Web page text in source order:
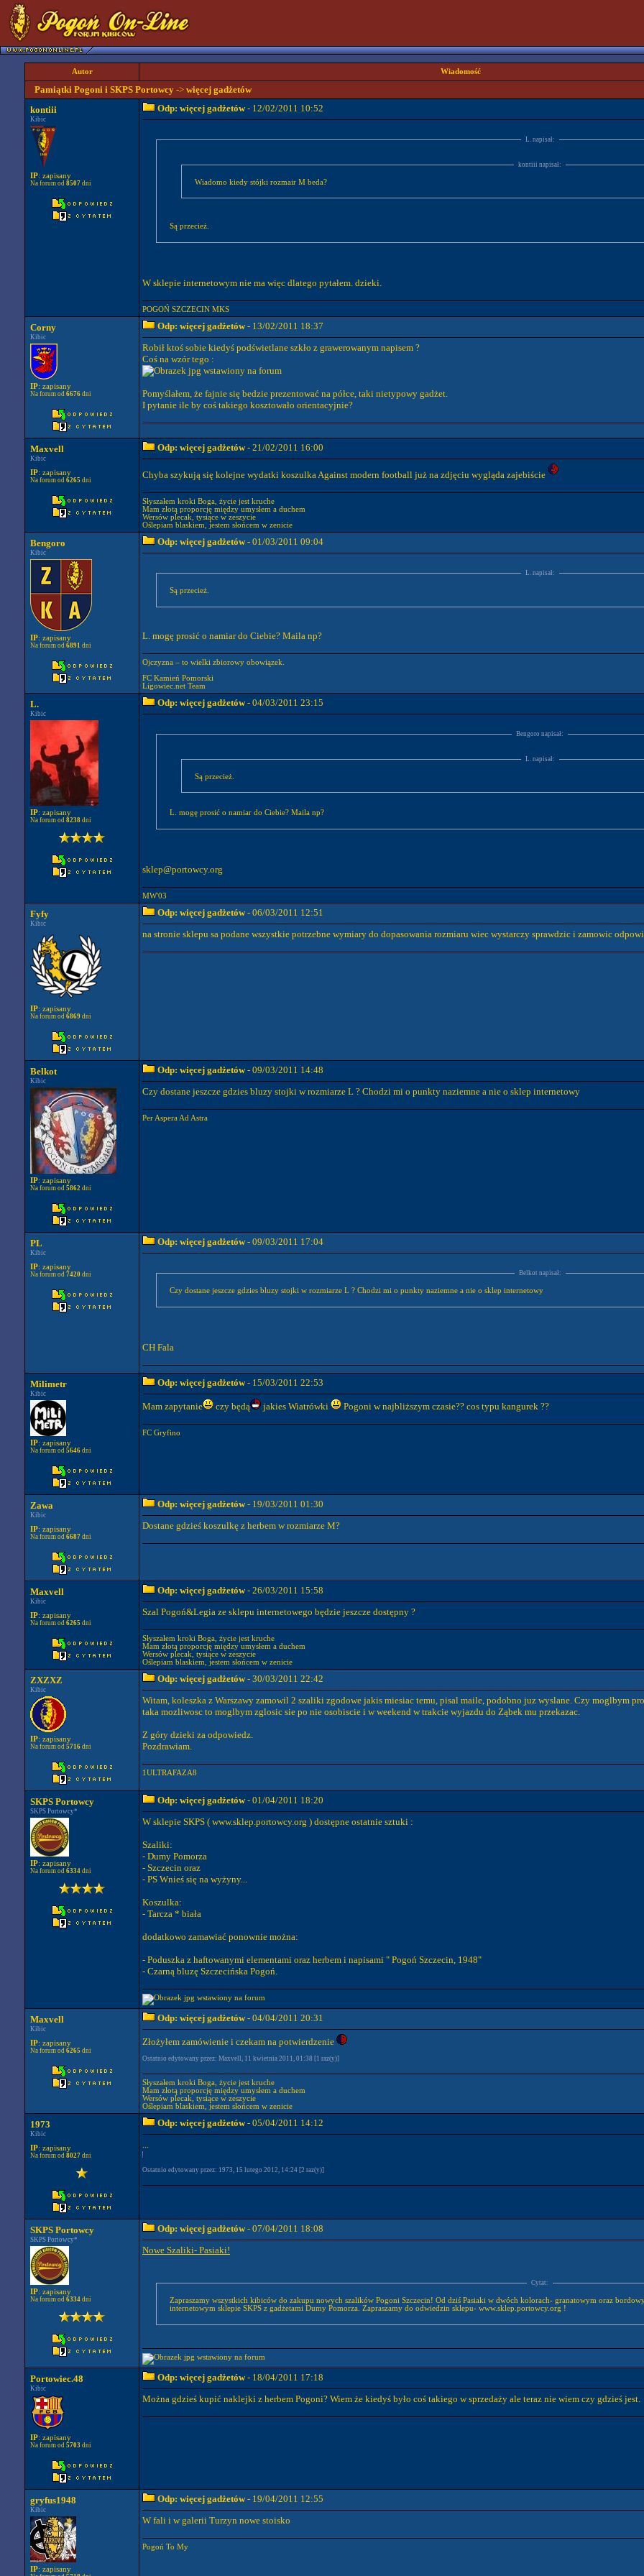
Autor Wiadomość
Pamiątki Pogoni i SKPS Portowcy -> więcej gadżetów
kontiii
Kibic
IP: zapisany
Na forum od 8507 dni
Odp: więcej gadżetów- 12/02/2011 10:52
L. napisał:
kontiii napisał:
Wiadomo kiedy stójki rozmair M beda?
Są przecież.
W sklepie internetowym nie ma więc dlatego pytałem. dzieki.
POGOŃ SZCZECIN MKS
Corny
Kibic
IP: zapisany
Na forum od 6676 dni
Odp: więcej gadżetów- 13/02/2011 18:37
Robił ktoś sobie kiedyś podświetlane szkło z grawerowanym napisem ?
Coś na wzór tego :
Pomyślałem, że fajnie się bedzie prezentować na półce, taki nietypowy gadżet.
I pytanie ile by coś takiego kosztowało orientacyjnie?
Maxvell
Kibic
IP: zapisany
Na forum od 6265 dni
Odp: więcej gadżetów- 21/02/2011 16:00
Chyba szykują się kolejne wydatki koszulka Against modern football już na zdjęciu wygląda zajebiście
Słyszałem kroki Boga, życie jest kruche
Mam złotą proporcję między umysłem a duchem
Wersów plecak, tysiące w zeszycie
Oślepiam blaskiem, jestem słońcem w zenicie
Bengoro
Kibic
IP: zapisany
Na forum od 6891 dni
Odp: więcej gadżetów- 01/03/2011 09:04
L. napisał:
Są przecież.
L. mogę prosić o namiar do Ciebie? Maila np?
Ojczyzna – to wielki zbiorowy obowiązek.
FC Kamień Pomorski
Ligowiec.net Team
L.
Kibic
IP: zapisany
Na forum od 8238 dni
Odp: więcej gadżetów- 04/03/2011 23:15
Bengoro napisał:
L. napisał:
Są przecież.
L. mogę prosić o namiar do Ciebie? Maila np?
sklep@portowcy.org
MW'03
Fyfy
Kibic
IP: zapisany
Na forum od 6869 dni
Odp: więcej gadżetów- 06/03/2011 12:51
na stronie sklepu sa podane wszystkie potrzebne wymiary do dopasowania rozmiaru wiec wystarczy sprawdzic i zamowic
Belkot
Kibic
IP: zapisany
Na forum od 5862 dni
Odp: więcej gadżetów- 09/03/2011 14:48
Czy dostane jeszcze gdzies bluzy stojki w rozmiarze L ? Chodzi mi o punkty naziemne a nie o sklep internetowy
Per Aspera Ad Astra
PL
Kibic
IP: zapisany
Na forum od 7420 dni
Odp: więcej gadżetów- 09/03/2011 17:04
Belkot napisał:
Czy dostane jeszcze gdzies bluzy stojki w rozmiarze L ? Chodzi mi o punkty naziemne a nie o sklep internetowy
CH Fala
Milimetr
Kibic
IP: zapisany
Na forum od 5646 dni
Odp: więcej gadżetów- 15/03/2011 22:53
Mam zapytanie czy będą jakies Wiatrówki Pogoni w najbliższym czasie?? cos typu kangurek ??
FC Gryfino
Zawa
Kibic
IP: zapisany
Na forum od 6687 dni
Odp: więcej gadżetów- 19/03/2011 01:30
Dostane gdzieś koszulkę z herbem w rozmiarze M?
Maxvell
Kibic
IP: zapisany
Na forum od 6265 dni
Odp: więcej gadżetów- 26/03/2011 15:58
Szal Pogoń&Legia ze sklepu internetowego będzie jeszcze dostępny ?
Słyszałem kroki Boga, życie jest kruche
Mam złotą proporcję między umysłem a duchem
Wersów plecak, tysiące w zeszycie
Oślepiam blaskiem, jestem słońcem w zenicie
ZXZXZ
Kibic
IP: zapisany
Na forum od 5716 dni
Odp: więcej gadżetów- 30/03/2011 22:42
Witam, koleszka z Warszawy zamowil 2 szaliki zgodowe jakis miesiac temu, pisal maile, podobno juz wyslane. Czy moglbym
taka mozliwosc to moglbym zglosic sie po nie osobiscie i w weekend w trakcie wyjazdu do Ząbek mu przekazac.
Z góry dzieki za odpowiedz.
Pozdrawiam.
1ULTRAFAZA8
SKPS Portowcy
SKPS Portowcy*
IP: zapisany
Na forum od 6334 dni
Odp: więcej gadżetów- 01/04/2011 18:20
W sklepie SKPS ( www.sklep.portowcy.org ) dostępne ostatnie sztuki :
Szaliki:
- Dumy Pomorza
- Szczecin oraz
- PS Wnieś się na wyżyny...
Koszulka:
- Tarcza * biała
dodatkowo zamawiać ponownie można:
- Poduszka z haftowanymi elementami oraz herbem i napisami " Pogoń Szczecin, 1948"
- Czarną bluzę Szczecińska Pogoń.
Maxvell
Kibic
IP: zapisany
Na forum od 6265 dni
Odp: więcej gadżetów- 04/04/2011 20:31
Złożyłem zamówienie i czekam na potwierdzenie
Ostatnio edytowany przez: Maxvell, 11 kwietnia 2011, 01:38 [1 raz(y)]
Słyszałem kroki Boga, życie jest kruche
Mam złotą proporcję między umysłem a duchem
Wersów plecak, tysiące w zeszycie
Oślepiam blaskiem, jestem słońcem w zenicie
1973
Kibic
IP: zapisany
Na forum od 8027 dni
Odp: więcej gadżetów- 05/04/2011 14:12
...
Ostatnio edytowany przez: 1973, 15 lutego 2012, 14:24 [2 raz(y)]
SKPS Portowcy
SKPS Portowcy*
IP: zapisany
Na forum od 6334 dni
Odp: więcej gadżetów- 07/04/2011 18:08
Nowe Szaliki- Pasiaki!
Cytat:
Zapraszamy wszystkich kibiców do zakupu nowych szalików Pogoni Szczecin! Od dziś Pasiaki w dwóch kolorach- granatowym oraz
internetowym sklepie SKPS z gadżetami Dumy Pomorza. Zapraszamy do odwiedzin sklepu- www.sklep.portowcy.org !
Portowiec.48
Kibic
IP: zapisany
Na forum od 5703 dni
Odp: więcej gadżetów- 18/04/2011 17:18
Można gdzieś kupić naklejki z herbem Pogoni? Wiem że kiedyś było coś takiego w sprzedaży ale teraz nie wiem czy gdzieś jest.
gryfus1948
Kibic
IP: zapisany
Odp: więcej gadżetów- 19/04/2011 12:55
W fali i w galerii Turzyn nowe stoisko
Pogoń To My